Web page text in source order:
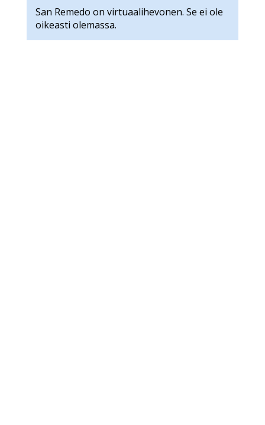
San Remedo on virtuaalihevonen. Se ei ole
oikeasti olemassa.